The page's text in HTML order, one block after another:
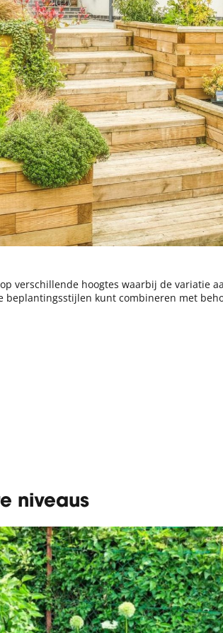
verschillende hoogtes waarbij de variatie
beplantingsstijlen kunt combineren met
niveaus